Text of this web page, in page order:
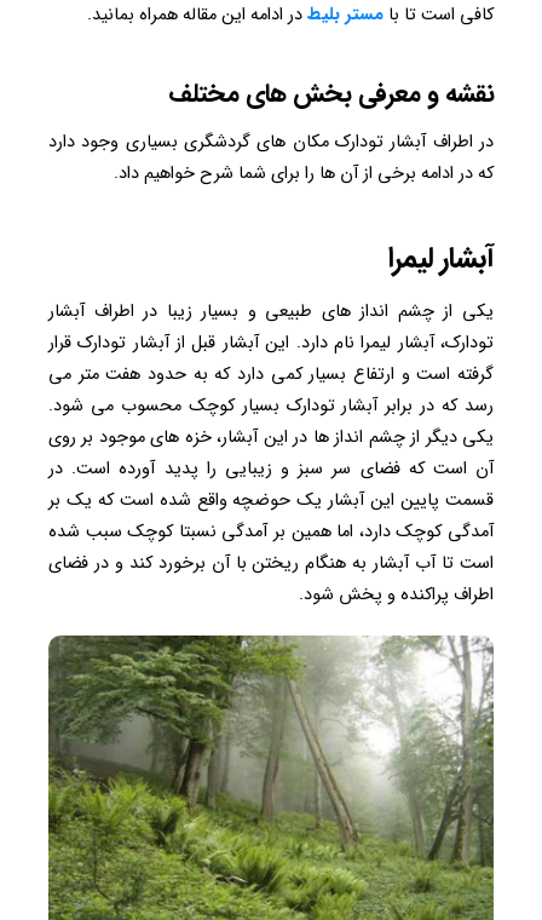
کافی است تا با مستر بلیطدر ادامه این مقاله همراه بمانید.
نقشه و معرفی بخش های مختلف
در اطراف آبشار تودارک مکان های گردشگری بسیاری وجود دارد
که در ادامه برخی از آن ها را برای شما شرح خواهیم داد.
آبشار لیمرا
یکی از چشم انداز های طبیعی و بسیار زیبا در اطراف آبشار
تودارک، آبشار لیمرا نام دارد. این آبشار قبل از آبشار تودارک قرار
گرفته است و ارتفاع بسیار کمی دارد که به حدود هفت متر می
رسد که در برابر آبشار تودارک بسیار کوچک محسوب می شود.
یکی دیگر از چشم انداز ها در این آبشار، خزه های موجود بر روی
آن است که فضای سر سبز و زیبایی را پدید آورده است. در
قسمت پایین این آبشار یک حوضچه واقع شده است که یک بر
آمدگی کوچک دارد، اما همین بر آمدگی نسبتا کوچک سبب شده
است تا آب آبشار به هنگام ریختن با آن برخورد کند و در فضای
اطراف پراکنده و پخش شود.